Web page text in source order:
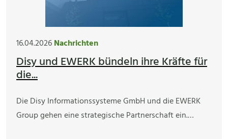
16.04.2026Nachrichten
Disy und EWERK bündeln ihre Kräfte für
die...
Die Disy Informationssysteme GmbH und die EWERK
Group gehen eine strategische Partnerschaft ein.…